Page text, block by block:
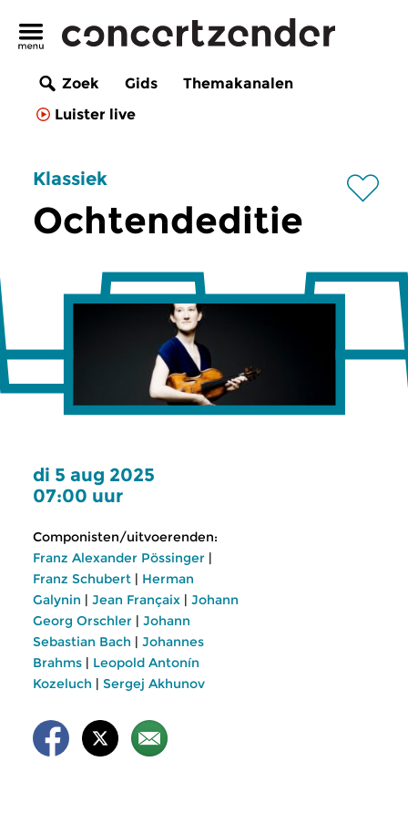
Zoek Gids
Themakanalen
Luister live
Klassiek
Ochtendeditie
di 5 aug 2025
07:00 uur
Componisten/uitvoerenden:
Franz Alexander Pössinger |
Franz Schubert | Herman
Galynin | Jean Françaix | Johann
Georg Orschler | Johann
Sebastian Bach | Johannes
Brahms | Leopold Antonín
Kozeluch | Sergej Akhunov